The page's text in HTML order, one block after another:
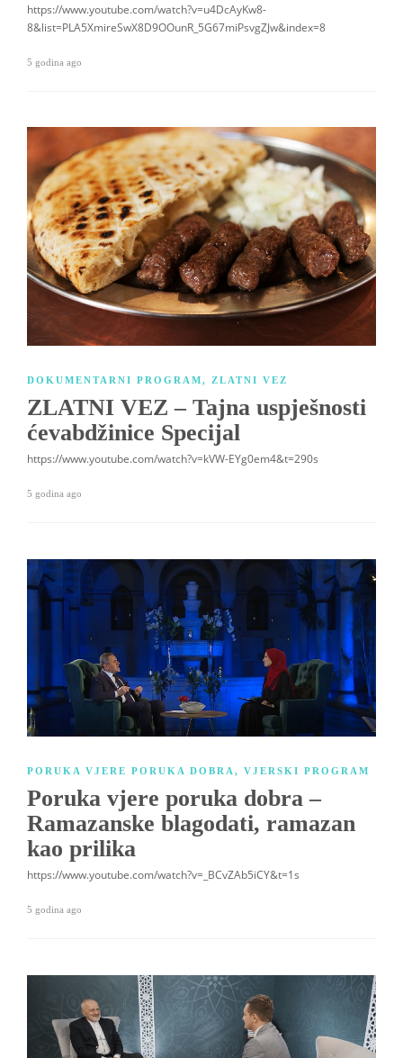
https://www.youtube.com/watch?v=u4DcAyKw8-
8&list=PLA5XmireSwX8D9OOunR_5G67miPsvgZJw&index=8
5 godina ago
DOKUMENTARNI PROGRAM, ZLATNI VEZ
ZLATNI VEZ – Tajna uspješnosti
ćevabdžinice Specijal
https://www.youtube.com/watch?v=kVW-EYg0em4&t=290s
5 godina ago
PORUKA VJERE PORUKA DOBRA , VJERSKI PROGRAM
Poruka vjere poruka dobra –
Ramazanske blagodati, ramazan
kao prilika
https://www.youtube.com/watch?v=_BCvZAb5iCY&t=1s
5 godina ago